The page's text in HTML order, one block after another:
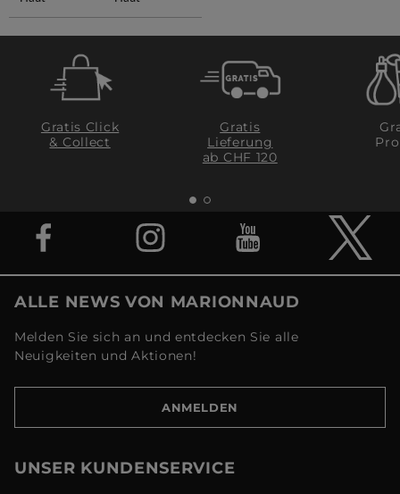
Gratis Click
& Collect
Gratis
Lieferung
ab CHF 120
ALLE NEWS VON MARIONNAUD
Melden Sie sich an und entdecken Sie alle
Neuigkeiten und Aktionen!
ANMELDEN
UNSER KUNDENSERVICE